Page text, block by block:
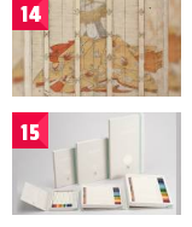
14
15